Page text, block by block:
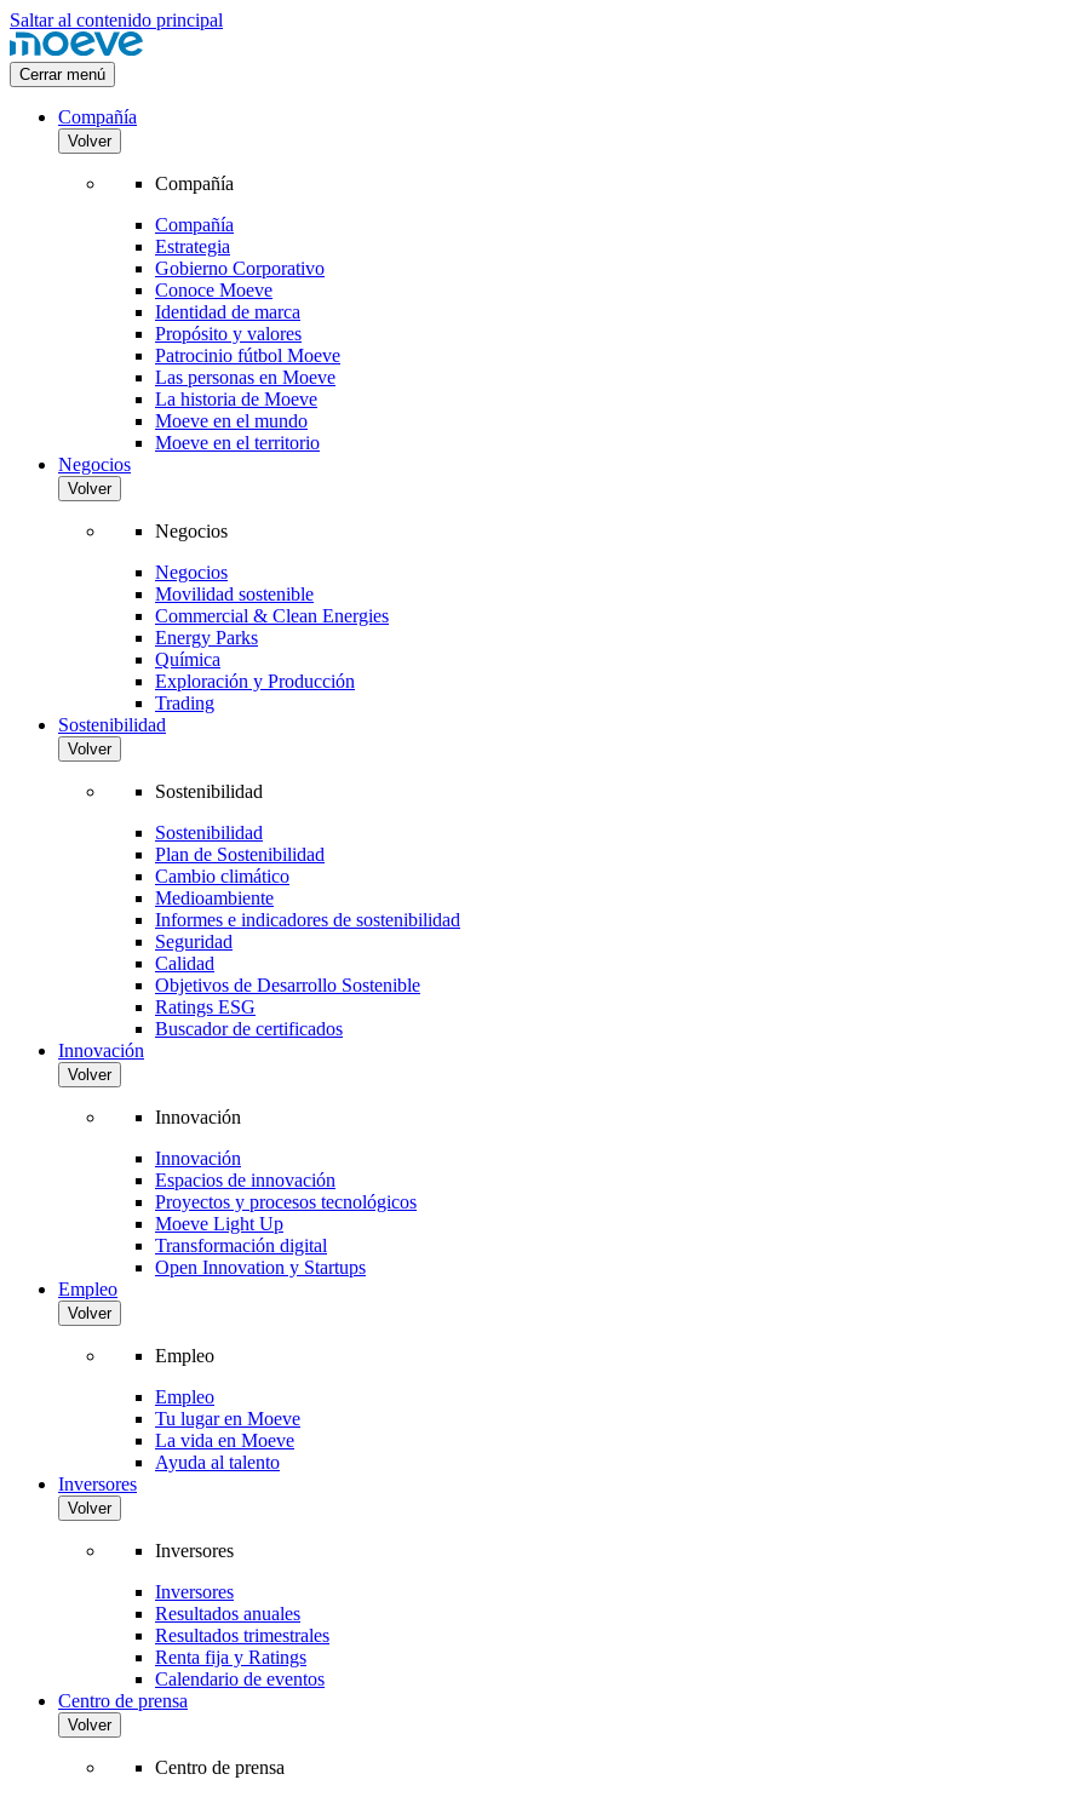
Saltar al contenido principal
Cerrar menú
Compañía
Volver
Compañía
Compañía
Estrategia
Gobierno Corporativo
Conoce Moeve
Identidad de marca
Propósito y valores
Patrocinio fútbol Moeve
Las personas en Moeve
La historia de Moeve
Moeve en el mundo
Moeve en el territorio
Negocios
Volver
Negocios
Negocios
Movilidad sostenible
Commercial & Clean Energies
Energy Parks
Química
Exploración y Producción
Trading
Sostenibilidad
Volver
Sostenibilidad
Sostenibilidad
Plan de Sostenibilidad
Cambio climático
Medioambiente
Informes e indicadores de sostenibilidad
Seguridad
Calidad
Objetivos de Desarrollo Sostenible
Ratings ESG
Buscador de certificados
Innovación
Volver
Innovación
Innovación
Espacios de innovación
Proyectos y procesos tecnológicos
Moeve Light Up
Transformación digital
Open Innovation y Startups
Empleo
Volver
Empleo
Empleo
Tu lugar en Moeve
La vida en Moeve
Ayuda al talento
Inversores
Volver
Inversores
Inversores
Resultados anuales
Resultados trimestrales
Renta fija y Ratings
Calendario de eventos
Centro de prensa
Volver
Centro de prensa